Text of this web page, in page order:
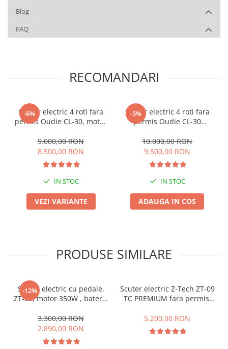
Blog
FAQ
RECOMANDARI
-6%
Scuter electric 4 roti fara
permis Oudie CL-30, motor
viteza 25km/h, autonomie
aprox 50km
9.000,00 RON
8.500,00 RON
IN STOC
VEZI VARIANTE
-5%
Scuter electric 4 roti fara
permis Oudie CL-30
baterie 60V 20Ah, viteza
25km/h, autonomie aprox
50km (Cu cabina)
10.000,00 RON
9.500,00 RON
IN STOC
ADAUGA IN COS
PRODUSE SIMILARE
-12%
Scuter electric cu pedale,
ZT-02, motor 350W , baterie
25km/h, fara permis, 35km
autonomie
3.300,00 RON
2.890,00 RON
Scuter electric Z-Tech ZT-09
TC PREMIUM fara permis,
Viteza 25km/h, Autonomie
40-50 km/h
5.200,00 RON